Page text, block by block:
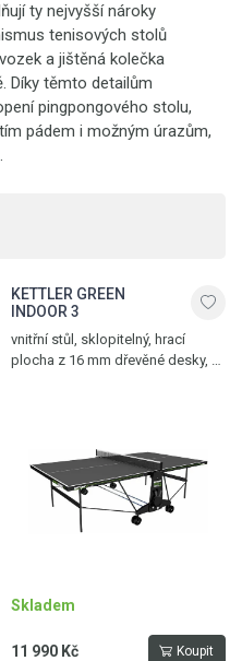
ty nejvyšší nároky
tenisových stolů
a jištěná kolečka
Díky těmto detailům
pingpongového stolu,
pádem i možným úrazům,
KETTLER GREEN
INDOOR 3
vnitřní stůl, sklopitelný, hrací
plocha z 16 mm dřevěné desky, 4
sklopení, vyroben v Německu
Skladem
11 990 Kč Koupit